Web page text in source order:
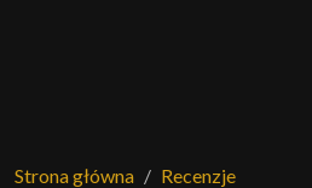
Strona główna Recenzje